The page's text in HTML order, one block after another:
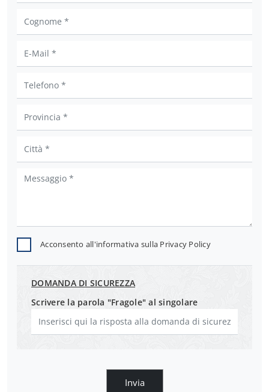
Acconsento all'informativa sulla Privacy Policy
DOMANDA DI SICUREZZA
Scrivere la parola "Fragole" al singolare
Invia